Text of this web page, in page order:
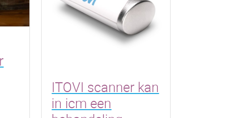
ITOVI scanner kan
in icm een